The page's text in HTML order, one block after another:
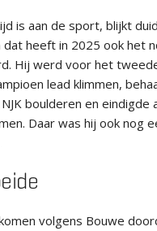
is aan de sport, blijkt
dat heeft in 2025 ook het
Hij werd voor het
lead klimmen,
boulderen en eindigde
Daar was hij ook nog
volgens Bouwe